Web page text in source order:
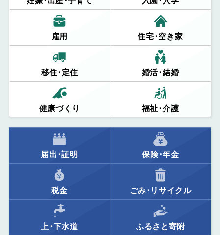
雇用 住宅･空き家
移住･定住 婚活･結婚
健康づくり 福祉･介護
届出･証明 保険･年金
税金 ごみ･リサイクル
上･下水道 ふるさと寄附